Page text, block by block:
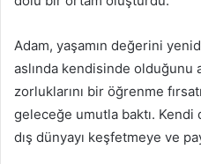
Adam, yaşamın değerini
aslında kendisinde olduğunu
zorluklarını bir öğrenme
geleceğe umutla baktı. Kendi
dış dünyayı keşfetmeye ve